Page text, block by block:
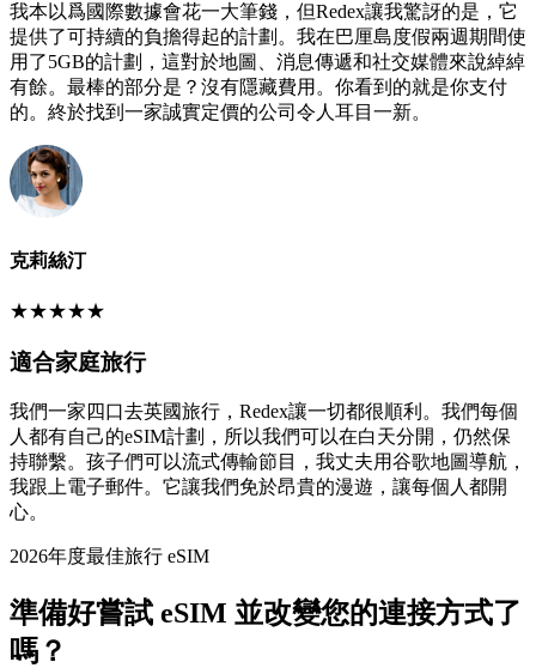
我本以爲國際數據會花一大筆錢，但Redex讓我驚訝的是，它
提供了可持續的負擔得起的計劃。我在巴厘島度假兩週期間使
用了5GB的計劃，這對於地圖、消息傳遞和社交媒體來說綽綽
有餘。最棒的部分是？沒有隱藏費用。你看到的就是你支付
的。終於找到一家誠實定價的公司令人耳目一新。
克莉絲汀
★★★★★
適合家庭旅行
我們一家四口去英國旅行，Redex讓一切都很順利。我們每個
人都有自己的eSIM計劃，所以我們可以在白天分開，仍然保
持聯繫。孩子們可以流式傳輸節目，我丈夫用谷歌地圖導航，
我跟上電子郵件。它讓我們免於昂貴的漫遊，讓每個人都開
心。
2026年度最佳旅行 eSIM
準備好嘗試 eSIM 並改變您的連接方式了
嗎？